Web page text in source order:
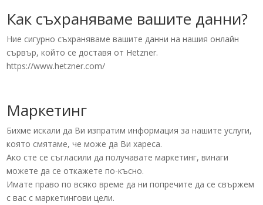
Как съхраняваме вашите данни?
Ние сигурно съхраняваме вашите данни на нашия онлайн
сървър, който се доставя от Hetzner.
https://www.hetzner.com/
Маркетинг
Бихме искали да Ви изпратим информация за нашите услуги,
която смятаме, че може да Ви хареса.
Ако сте се съгласили да получавате маркетинг, винаги
можете да се откажете по-късно.
Имате право по всяко време да ни попречите да се свържем
с вас с маркетингови цели.